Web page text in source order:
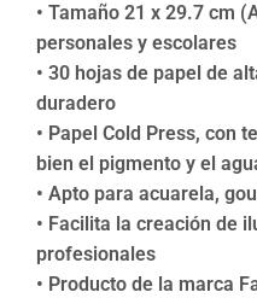
• Tamaño 21 x 29.7 cm
personales y escolares
• 30 hojas de papel de
duradero
• Papel Cold Press, con
bien el pigmento y el
• Apto para acuarela,
• Facilita la creación de
profesionales
• Producto de la marca